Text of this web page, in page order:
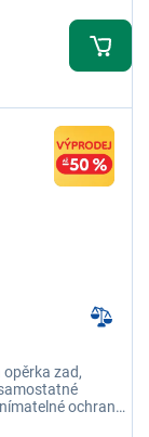
zad,
ochranné